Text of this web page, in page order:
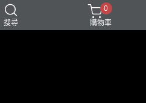
搜尋
0
購物車